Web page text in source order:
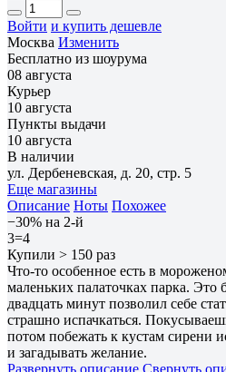
Войти и купить дешевле
Москва Изменить
Бесплатно из шоурума
08 августа
Курьер
10 августа
Пункты выдачи
10 августа
В наличии
ул. Дербеневская, д. 20, стр. 5
Еще магазины
Описание Ноты Похожее
−30% на 2-й
3=4
Купили > 150 раз
Что-то особенное есть в
маленьких палаточках парка. Это
двадцать минут позволил себе
страшно испачкаться.
потом побежать к кустам сирени
и загадывать желание.
Развернуть описание Свернуть